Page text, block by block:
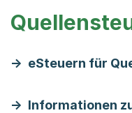
eSteuern für
Informationen